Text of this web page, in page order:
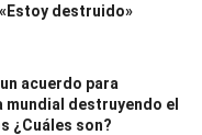
destruido»
acuerdo para
mundial destruyendo el
¿Cuáles son?